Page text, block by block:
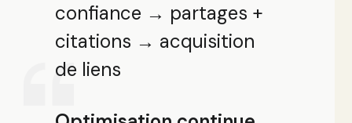
confiance → partages +
citations → acquisition
de liens